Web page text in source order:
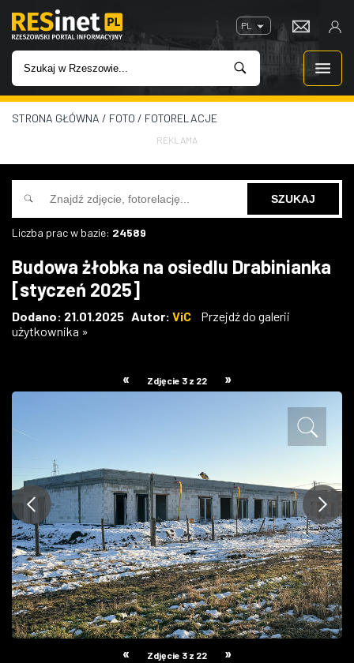
PL
WIADOMOŚCI
INWESTYCJE
IMPREZY
W KINACH
GASTRONOMIA
STRONA GŁÓWNA / FOTO / FOTORELACJE
REKLAMA
Liczba prac w bazie: 24589
Budowa żłobka na osiedlu Drabinianka
[styczeń 2025]
Dodano: 21.01.2025 Autor: ViC
Przejdź do galerii
użytkownika »
« Zdjęcie 3 z 22 »
« Zdjęcie 3 z 22 »